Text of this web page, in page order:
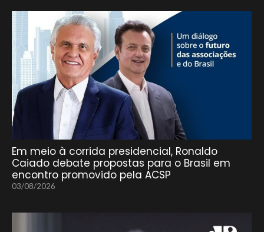
Em meio à corrida presidencial, Ronaldo
Caiado debate propostas para o Brasil em
encontro promovido pela ACSP
03/08/2026